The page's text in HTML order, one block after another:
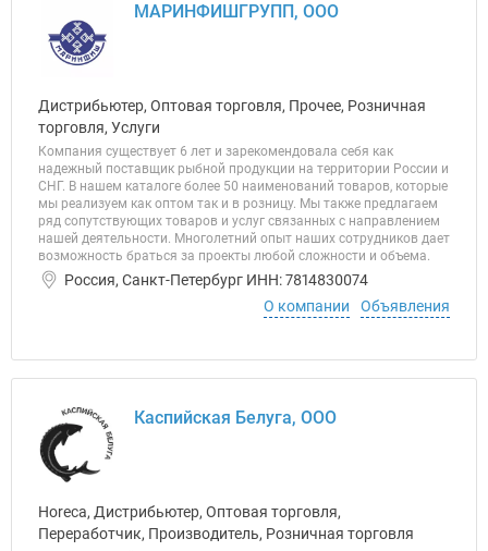
МАРИНФИШГРУПП, ООО
Дистрибьютер, Оптовая торговля, Прочее, Розничная
торговля, Услуги
Компания существует 6 лет и зарекомендовала себя как
надежный поставщик рыбной продукции на территории России и
СНГ. В нашем каталоге более 50 наименований товаров, которые
мы реализуем как оптом так и в розницу. Мы также предлагаем
ряд сопутствующих товаров и услуг связанных с направлением
нашей деятельности. Многолетний опыт наших сотрудников дает
возможность браться за проекты любой сложности и объема.
Россия, Санкт-Петербург ИНН: 7814830074
О компании
Объявления
Каспийская Белуга, ООО
Horeca, Дистрибьютер, Оптовая торговля,
Переработчик, Производитель, Розничная торговля